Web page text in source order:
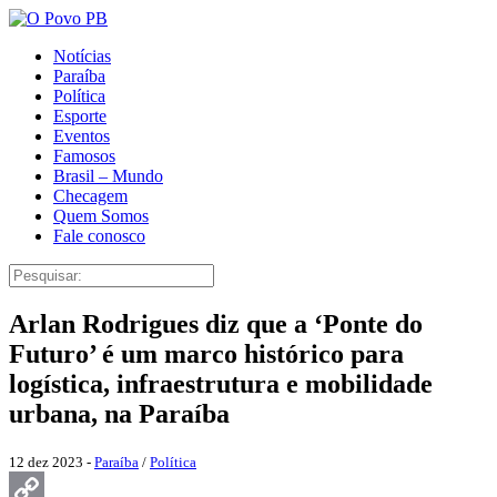
Notícias
Paraíba
Política
Esporte
Eventos
Famosos
Brasil – Mundo
Checagem
Quem Somos
Fale conosco
Arlan Rodrigues diz que a ‘Ponte do
Futuro’ é um marco histórico para
logística, infraestrutura e mobilidade
urbana, na Paraíba
12 dez 2023 - Paraíba / Política